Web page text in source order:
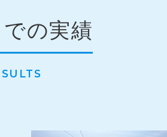
の実績